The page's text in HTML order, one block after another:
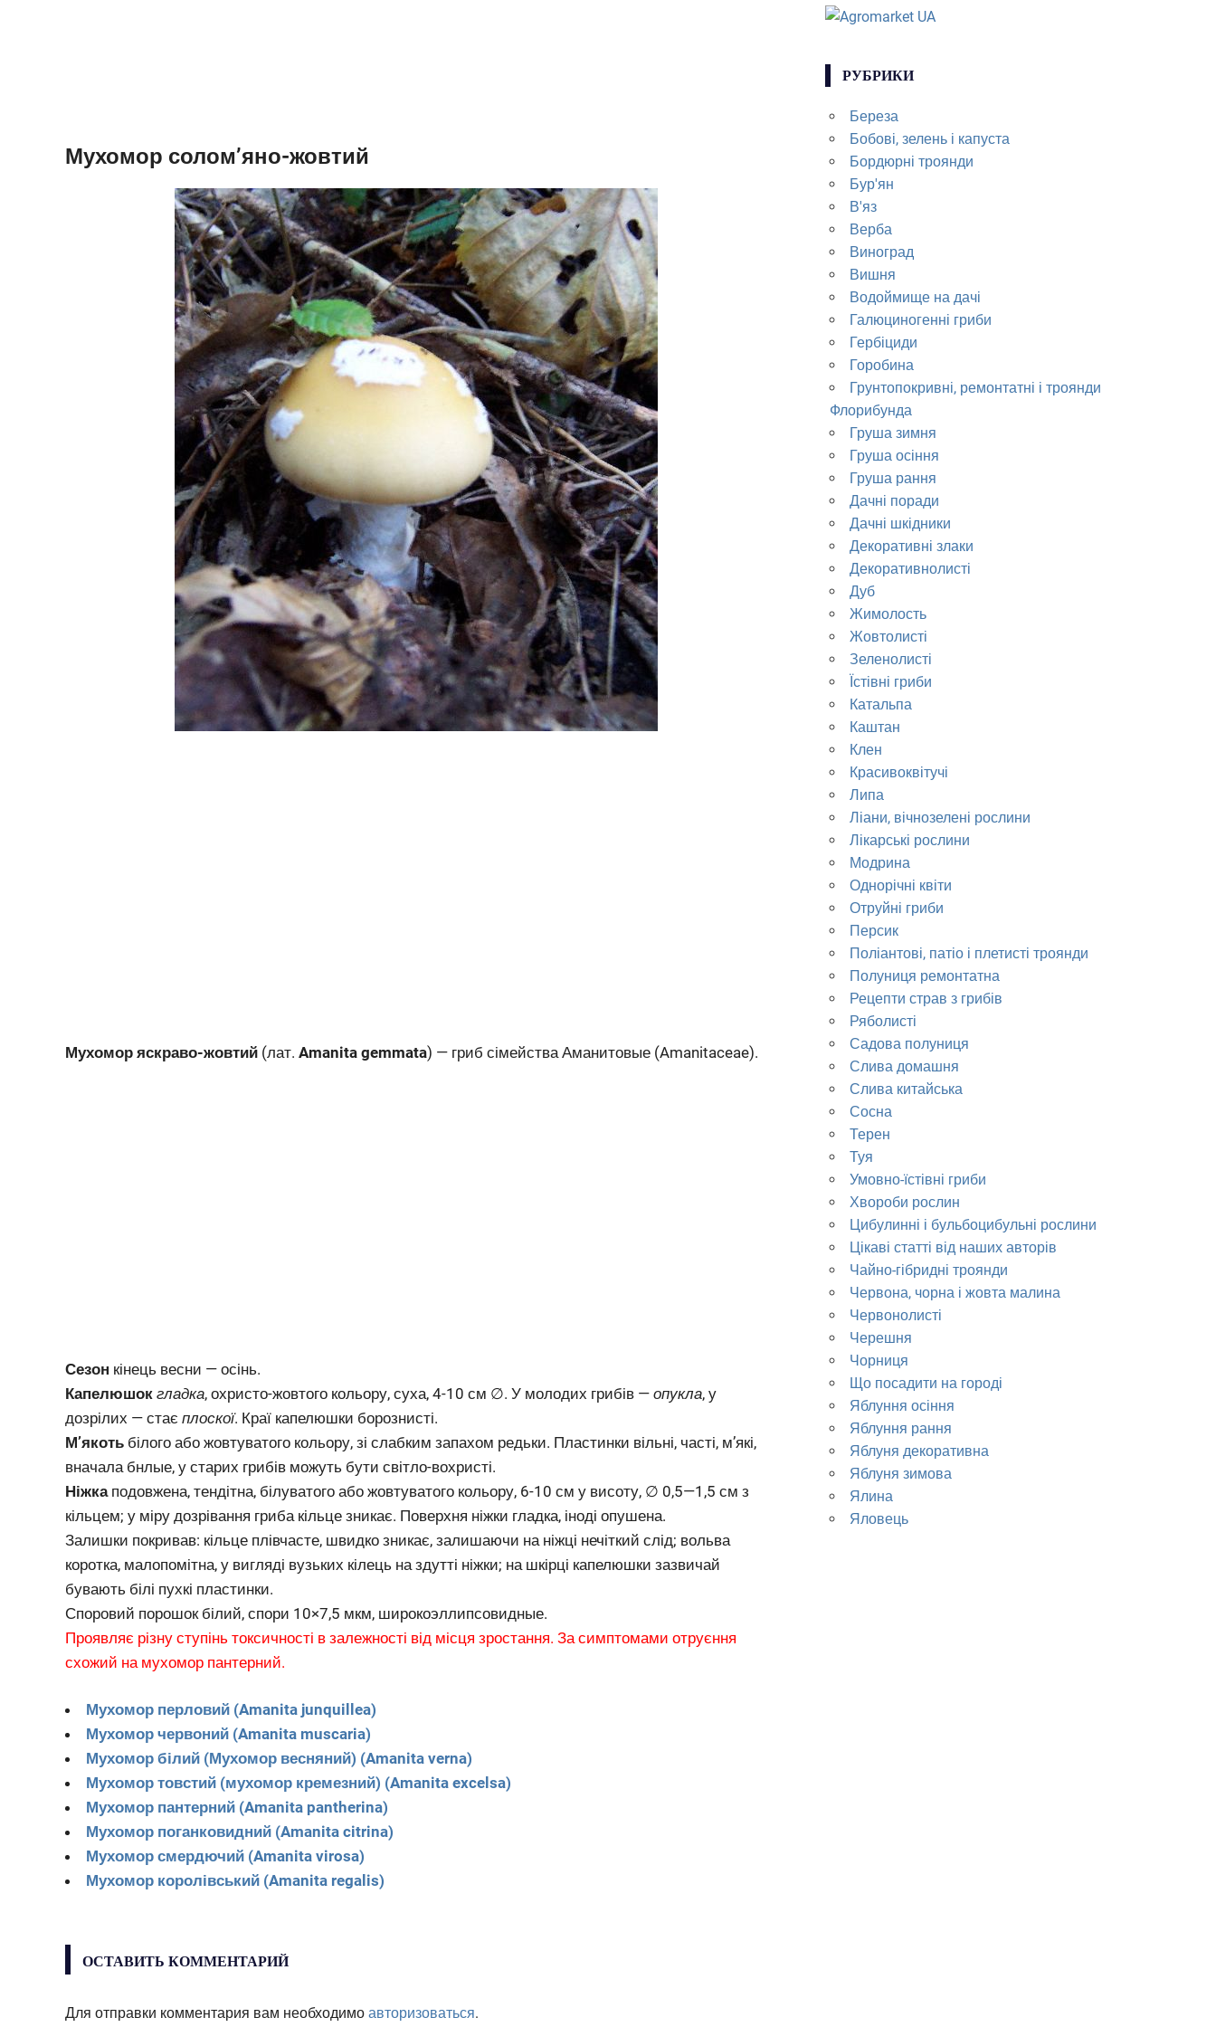
Мухомор солом’яно-жовтий
Мухомор яскраво-жовтий (лат. Amanita gemmata) — гриб сімейства Аманитовые (Amanitaceae).
Сезон кінець весни — осінь.
Капелюшок гладка, охристо-жовтого кольору, суха, 4-10 см ∅. У молодих грибів — опукла, у
дозрілих — стає плоскої. Краї капелюшки борознисті.
М’якоть білого або жовтуватого кольору, зі слабким запахом редьки. Пластинки вільні, часті, м’які,
вначала бнлые, у старих грибів можуть бути світло-вохристі.
Ніжкаподовжена, тендітна, білуватого або жовтуватого кольору, 6-10 см у висоту, ∅ 0,5—1,5 см з
кільцем; у міру дозрівання гриба кільце зникає. Поверхня ніжки гладка, іноді опушена.
Залишки покривав: кільце плівчасте, швидко зникає, залишаючи на ніжці нечіткий слід; вольва
коротка, малопомітна, у вигляді вузьких кілець на здутті ніжки; на шкірці капелюшки зазвичай
бувають білі пухкі пластинки.
Споровий порошок білий, спори 10×7,5 мкм, широкоэллипсовидные.
Проявляє різну ступінь токсичності в залежності від місця зростання. За симптомами отруєння
схожий на мухомор пантерний.
Мухомор перловий (Amanita junquillea)
Мухомор червоний (Amanita muscaria)
Мухомор білий (Мухомор весняний) (Amanita verna)
Мухомор товстий (мухомор кремезний) (Amanita excelsa)
Мухомор пантерний (Amanita pantherina)
Мухомор поганковидний (Amanita citrina)
Мухомор смердючий (Amanita virosa)
Мухомор королівський (Amanita regalis)
ОСТАВИТЬ КОММЕНТАРИЙ
Для отправки комментария вам необходимо авторизоваться.
РУБРИКИ
Береза
Бобові, зелень і капуста
Бордюрні троянди
Бур'ян
В'яз
Верба
Виноград
Вишня
Водоймище на дачі
Галюциногенні гриби
Гербіциди
Горобина
Грунтопокривні, ремонтатні і троянди
Флорибунда
Груша зимня
Груша осіння
Груша рання
Дачні поради
Дачні шкідники
Декоративні злаки
Декоративнолисті
Дуб
Жимолость
Жовтолисті
Зеленолисті
Їстівні гриби
Катальпа
Каштан
Клен
Красивоквітучі
Липа
Ліани, вічнозелені рослини
Лікарські рослини
Модрина
Однорічні квіти
Отруйні гриби
Персик
Поліантові, патіо і плетисті троянди
Полуниця ремонтатна
Рецепти страв з грибів
Ряболисті
Садова полуниця
Слива домашня
Слива китайська
Сосна
Терен
Туя
Умовно-їстівні гриби
Хвороби рослин
Цибулинні і бульбоцибульні рослини
Цікаві статті від наших авторів
Чайно-гібридні троянди
Червона, чорна і жовта малина
Червонолисті
Черешня
Чорниця
Що посадити на городі
Яблуння осіння
Яблуння рання
Яблуня декоративна
Яблуня зимова
Ялина
Яловець